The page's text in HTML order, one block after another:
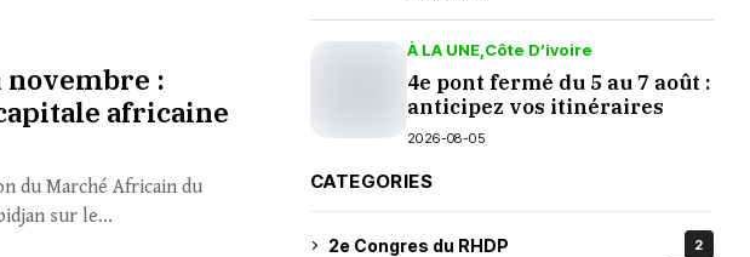
novembre :
africaine
du Marché Africain du
sur le...
À LA UNE Côte D’ivoire
4e pont fermé du 5 au 7 août :
anticipez vos itinéraires
2026-08-05
CATEGORIES
2e Congres du RHDP 2